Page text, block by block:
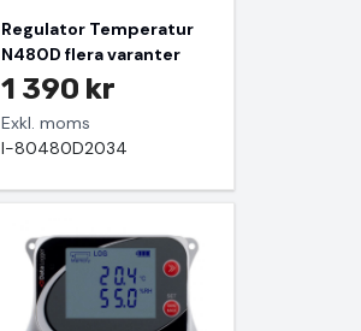
Regulator Temperatur
N480D flera varanter
1 390 kr
Exkl. moms
I-80480D2034